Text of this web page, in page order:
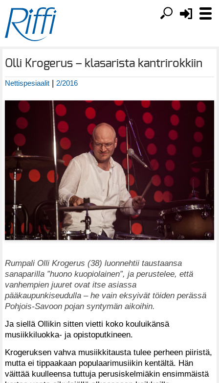
Olli Krogerus – klasarista kantrirokkiin
Nettispesiaalit | 2/2016
Rumpali Olli Krogerus (38) luonnehtii taustaansa
sanaparilla ”huono kuopiolainen”, ja perustelee, että
vanhempien juuret ovat itse asiassa
pääkaupunkiseudulla – he vain eksyivät töiden perässä
Pohjois-Savoon pojan syntymän aikoihin.
Ja siellä Ollikin sitten vietti koko kouluikänsä
musiikkiluokka- ja opistoputkineen.
Krogeruksen vahva musiikkitausta tulee perheen piiristä,
mutta ei tippaakaan populaarimusiikin kentältä. Hän
väittää kuulleensa tuttuja perusiskelmiäkin ensimmäistä